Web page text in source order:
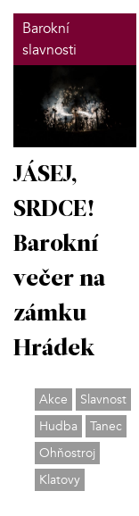
Barokní
slavnosti
JÁSEJ,
SRDCE!
Barokní
večer na
zámku
Hrádek
Akce
Slavnost
Hudba
Tanec
Ohňostroj
Klatovy